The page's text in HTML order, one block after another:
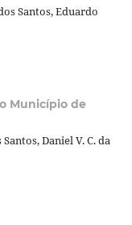
Santos, Eduardo
Município de
Daniel V. C. da